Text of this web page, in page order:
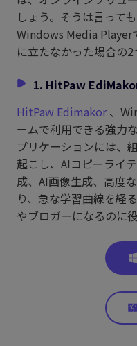
しょう。そうは言って
Windows Media Player
に立たなかった場合の2
1. HitPaw
HitPaw Edimakor、
ームで利用できる強力
プリケーションには、
起こし、AIコピーライ
成、AI画像生成、高度
り、急な学習曲線を経
やブロガーになるのに役